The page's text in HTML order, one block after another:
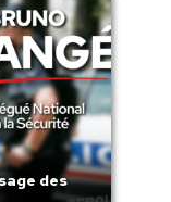
des